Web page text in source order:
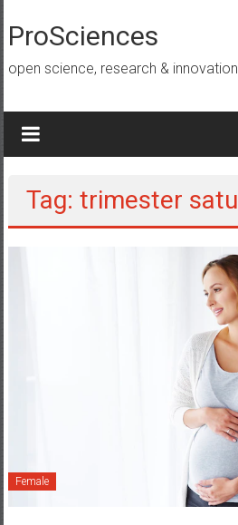
ke
konten
ProSciences
open science, research & innovation
Tag: trimester satu
Female